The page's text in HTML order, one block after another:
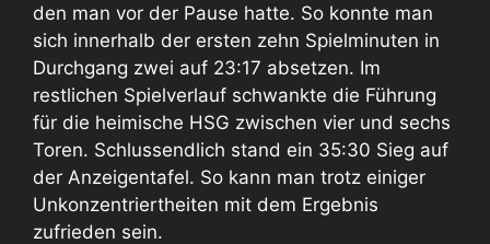
den man vor der Pause hatte. So konnte man
sich innerhalb der ersten zehn Spielminuten in
Durchgang zwei auf 23:17 absetzen. Im
restlichen Spielverlauf schwankte die Führung
für die heimische HSG zwischen vier und sechs
Toren. Schlussendlich stand ein 35:30 Sieg auf
der Anzeigentafel. So kann man trotz einiger
Unkonzentriertheiten mit dem Ergebnis
zufrieden sein.